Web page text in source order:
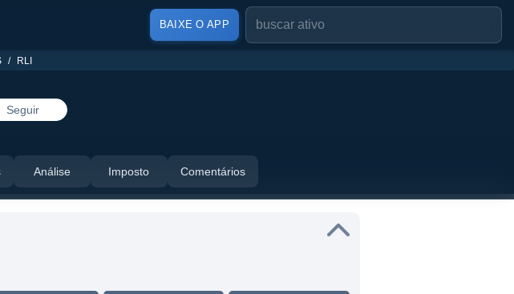
BAIXE O APP
RLI
Seguir
Análise Imposto Comentários